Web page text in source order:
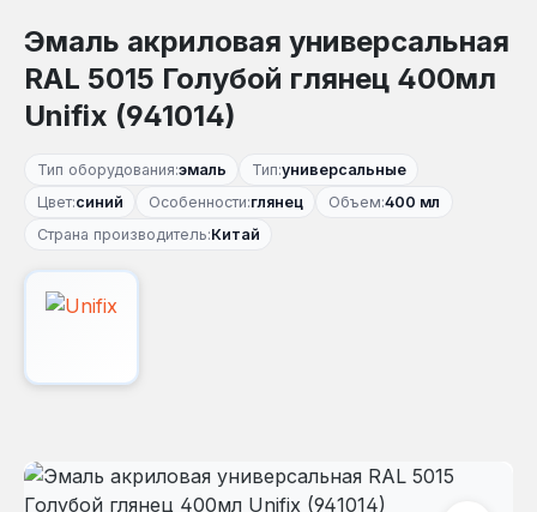
Эмаль акриловая универсальная
RAL 5015 Голубой глянец 400мл
Unifix (941014)
Тип оборудования:эмаль Тип:универсальные
Цвет:синий Особенности:глянец Объем:400 мл
Страна производитель:Китай
Пропустить галерею изображений